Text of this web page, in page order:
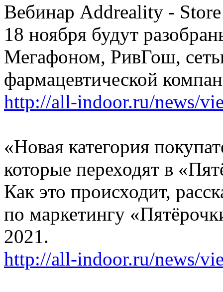
Вебинар Addreality - Store
18 ноября будут
Мегафоном, РивГош,
фармацевтической
http://all-indoor.ru/news/
«Новая категория
которые переходят в
Как это происходит,
по маркетингу
2021.
http://all-indoor.ru/news/